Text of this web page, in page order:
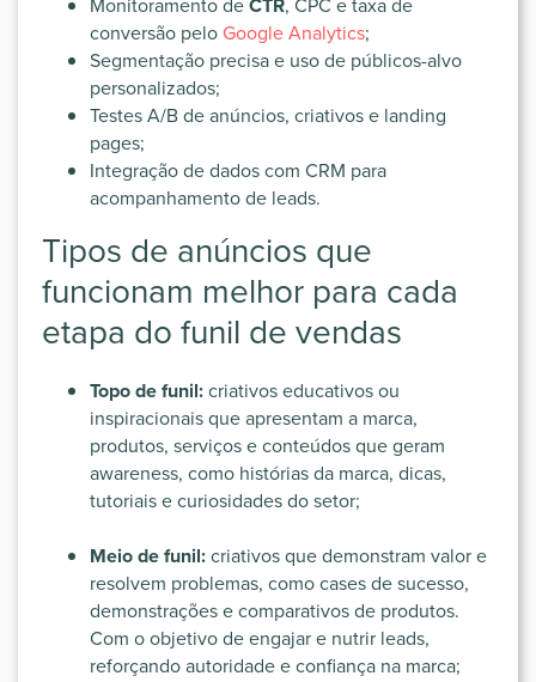
Monitoramento deCTR, CPC e taxa de
conversão pelo Google Analytics;
Segmentação precisa e uso de públicos-alvo
personalizados;
Testes A/B de anúncios, criativos e landing
pages;
Integração de dados com CRM para
acompanhamento de leads.
Tipos de anúncios que
funcionam melhor para cada
etapa do funil de vendas
Topo de funil:criativos educativos ou
inspiracionais que apresentam a marca,
produtos, serviços e conteúdos que geram
awareness, como histórias da marca, dicas,
tutoriais e curiosidades do setor;
Meio de funil:criativos que demonstram valor e
resolvem problemas, como cases de sucesso,
demonstrações e comparativos de produtos.
Com o objetivo de engajar e nutrir leads,
reforçando autoridade e confiança na marca;